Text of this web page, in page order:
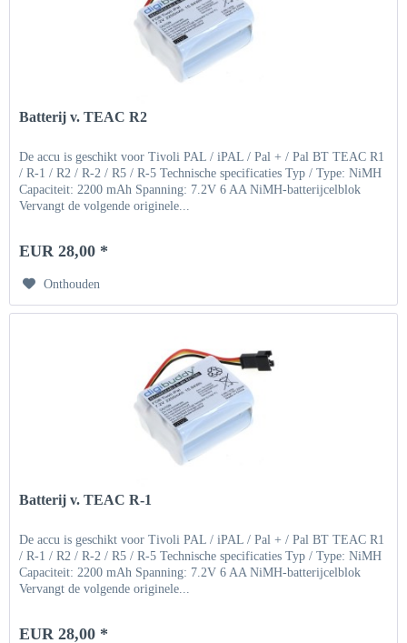
Batterij v. TEAC R2
De accu is geschikt voor Tivoli PAL / iPAL / Pal + / Pal BT TEAC R1
/ R-1 / R2 / R-2 / R5 / R-5 Technische specificaties Typ / Type: NiMH
Capaciteit: 2200 mAh Spanning: 7.2V 6 AA NiMH-batterijcelblok
Vervangt de volgende originele...
EUR 28,00 *
Onthouden
Batterij v. TEAC R-1
De accu is geschikt voor Tivoli PAL / iPAL / Pal + / Pal BT TEAC R1
/ R-1 / R2 / R-2 / R5 / R-5 Technische specificaties Typ / Type: NiMH
Capaciteit: 2200 mAh Spanning: 7.2V 6 AA NiMH-batterijcelblok
Vervangt de volgende originele...
EUR 28,00 *